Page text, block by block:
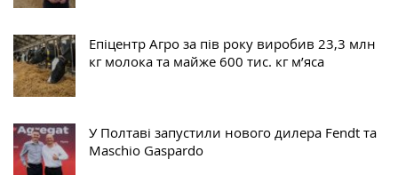
Епіцентр Агро за пів року виробив 23,3 млн
кг молока та майже 600 тис. кг м’яса
У Полтаві запустили нового дилера Fendt та
Maschio Gaspardo